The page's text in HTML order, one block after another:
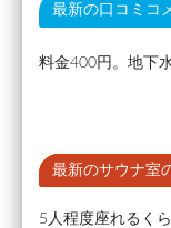
最新の口コミコ
料金400円。地下
最新のサウナ室
5人程度座れるく